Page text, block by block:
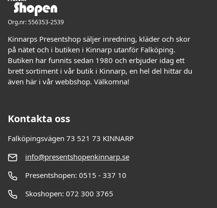
Org.nr: 556353-2539
Kinnarps Presentshop säljer inredning, kläder och skor
på nätet och i butiken i Kinnarp utanför Falköping.
Butiken har funnits sedan 1980 och erbjuder idag ett
brett sortiment i vår butik i Kinnarp, en hel del hittar du
även här i vår webbshop. Välkomna!
Kontakta oss
Falköpingsvägen 73 521 73 KINNARP
info@presentshopenkinnarp.se
Presentshopen: 0515 - 337 10
Skoshopen: 072 300 3765